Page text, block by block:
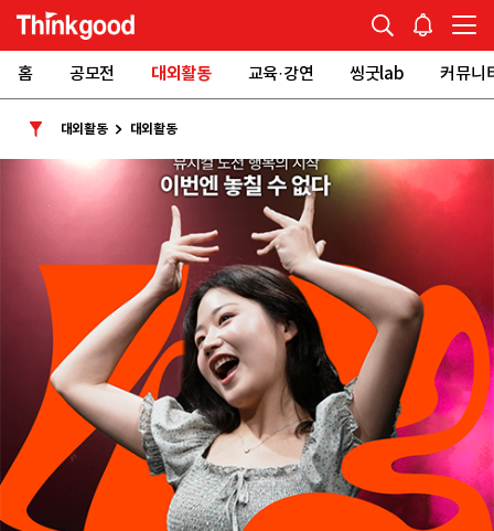
홈 공모전 대외활동 교육·강연 씽굿lab 커뮤니
대외활동 대외활동